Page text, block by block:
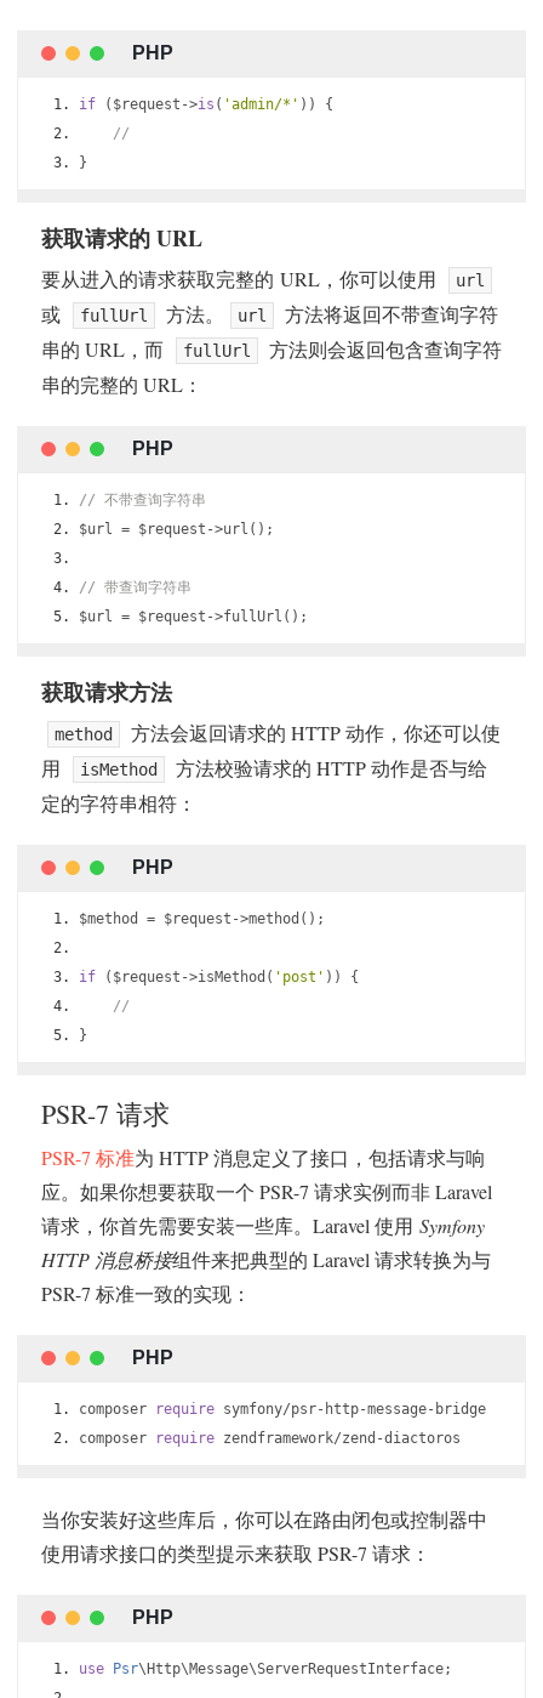
if ( $request ->is ( 'admin/*' ))
{
//
}
获取请求的 URL
要从进入的请求获取完整的 URL，你可以使用 url
或 fullUrl 方法。 url
方法将返回不带查询字符
串的 URL，而
fullUrl
方法则会返回包含查询字符
串的完整的 URL：
// 不带查询字符串
$url = $request ->url ();
// 带查询字符串
$url = $request ->fullUrl ();
获取请求方法
method
方法会返回请求的 HTTP 动作，你还可以使
用
isMethod
方法校验请求的 HTTP 动作是否与给
定的字符串相符：
$method = $request ->method ();
if ( $request ->isMethod ( 'post' ))
{
//
}
PSR-7 请求
PSR-7 标准为 HTTP 消息定义了接口，包括请求与响
应。如果你想要获取一个 PSR-7 请求实例而非 Laravel
请求，你首先需要安装一些库。Laravel 使用 Symfony
HTTP 消息桥接组件来把典型的 Laravel 请求转换为与
PSR-7 标准一致的实现：
composer require symfony/psr- http-message- bridge
composer
require zendframework/zend -diactoros
当你安装好这些库后，你可以在路由闭包或控制器中
使用请求接口的类型提示来获取 PSR-7 请求：
use Psr\Http\Message\ServerRequestInterface;